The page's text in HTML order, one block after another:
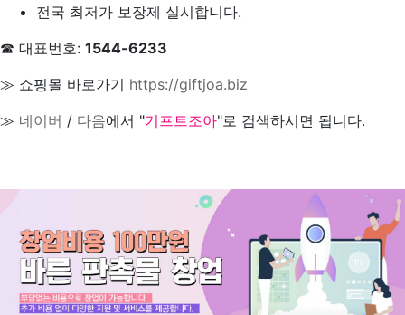
전국 최저가 보장제 실시합니다.
☎ 대표번호: 1544-6233
≫ 쇼핑몰 바로가기 https://giftjoa.biz
≫ 네이버 / 다음에서 "기프트조아"로 검색하시면 됩니다.